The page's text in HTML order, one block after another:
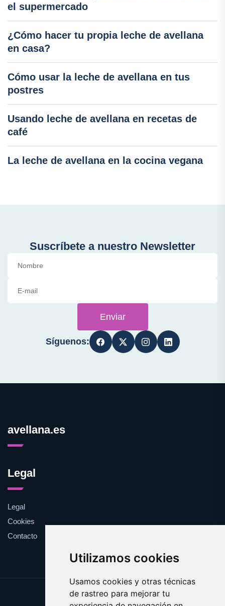
Utilizamos cookies
Usamos cookies y otras técnicas
de rastreo para mejorar tu
el supermercado
¿Cómo hacer tu propia leche de avellana
en casa?
Cómo usar la leche de avellana en tus
postres
Usando leche de avellana en recetas de
café
La leche de avellana en la cocina vegana
Suscríbete a nuestro Newsletter
Enviar
Síguenos:
avellana.es
Legal
Legal
Cookies
Contacto
Update cookies preferences